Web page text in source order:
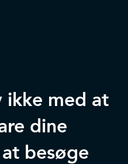
ikke med at
dine
besøge